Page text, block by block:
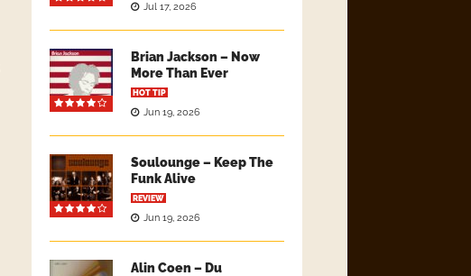
Jul 17, 2026
Brian Jackson – Now
More Than Ever
HOT TIP
Jun 19, 2026
Soulounge – Keep The
Funk Alive
REVIEW
Jun 19, 2026
Alin Coen – Du